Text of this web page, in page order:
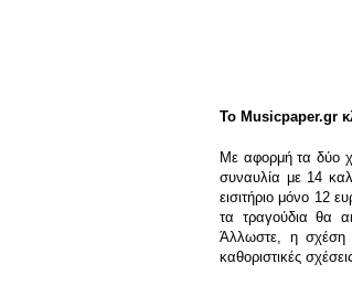
To Musicpaper.gr
Με αφορμή τα δύο
συναυλία με 14
εισιτήριο μόνο 12
τα τραγούδια θα
Άλλωστε, η σχέση
καθοριστικές